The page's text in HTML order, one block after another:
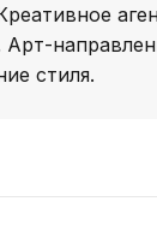
Арт-
стиля.